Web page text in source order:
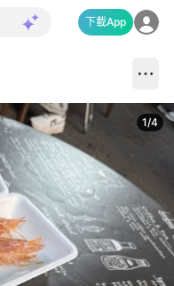
下載App
1/4